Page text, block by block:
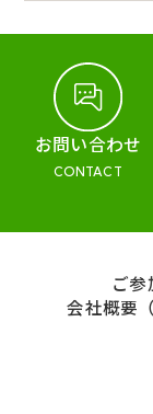
お問い合わせ
CONTACT
ご参
会社概要